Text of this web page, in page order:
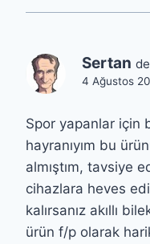
Sertan
4 Ağustos
Spor yapanlar için
hayranıyım bu
almıştım, tavsiye
cihazlara heves
kalırsanız akıllı
ürün f/p olarak